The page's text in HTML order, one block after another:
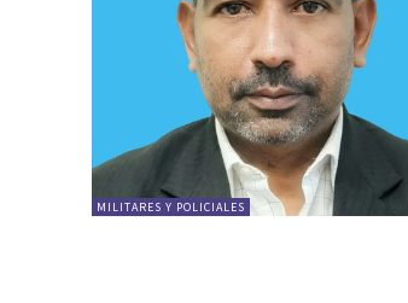
MILITARES Y POLICIALES